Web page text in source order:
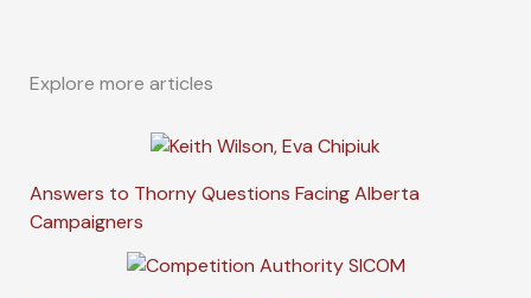
Explore more articles
Answers to Thorny Questions Facing Alberta
Campaigners